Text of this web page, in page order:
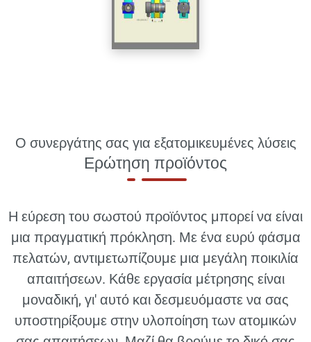
Ο συνεργάτης σας για εξατομικευμένες λύσεις
Ερώτηση προϊόντος
Η εύρεση του σωστού προϊόντος μπορεί να είναι
μια πραγματική πρόκληση. Με ένα ευρύ φάσμα
πελατών, αντιμετωπίζουμε μια μεγάλη ποικιλία
απαιτήσεων. Κάθε εργασία μέτρησης είναι
μοναδική, γι' αυτό και δεσμευόμαστε να σας
υποστηρίξουμε στην υλοποίηση των ατομικών